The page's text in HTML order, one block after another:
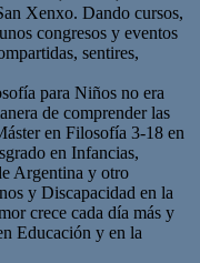
Xenxo. Dando cursos,
congresos y eventos
sentires,
para Niños no era
de comprender las
en Filosofía 3-18 en
en Infancias,
Argentina y otro
y Discapacidad en la
crece cada día más y
Educación y en la